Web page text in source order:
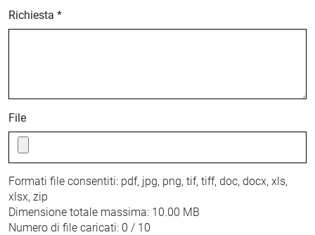
Richiesta *
File
Formati file consentiti: pdf, jpg, png, tif, tiff, doc, docx, xls,
xlsx, zip
Dimensione totale massima: 10.00 MB
Numero di file caricati: 0 / 10